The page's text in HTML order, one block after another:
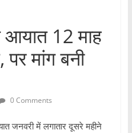
12 माह
मांग बनी
0 Comments
जनवरी में लगातार दूसरे महीने